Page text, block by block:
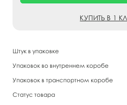
Штук в упаковке
Упаковок во внутреннем коробе
Упаковок в транспортном коробе
Статус товара
КУПИТЬ В 1